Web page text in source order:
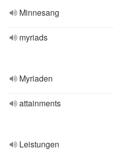
Minnesang
myriads
Myriaden
attainments
Leistungen